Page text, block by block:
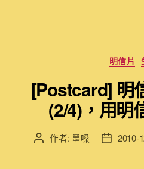
分
類
明信片
[Postcard] 明
(2/4)，用明
文 作者: 墨嗓
文 2010-